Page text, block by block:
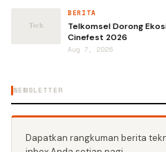
BERITA
Telkomsel Dorong
Cinefest 2026
Aug 7, 2026
NEWSLETTER
Dapatkan rangkuman berita